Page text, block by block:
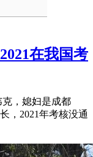
在我国考
，媳妇是成都
，2021年考核没通